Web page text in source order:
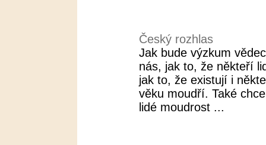
Český rozhlas
Jak bude výzkum
nás, jak to, že někteří
jak to, že existují i
věku moudří. Také
lidé moudrost ...